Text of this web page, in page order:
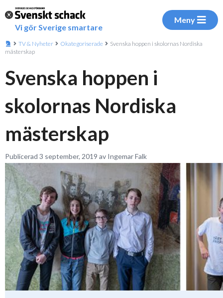
Vi gör Sverige smartare
Meny
TV & Nyheter Okategoriserade
Svenska hoppen i skolornas Nordiska
mästerskap
Svenska hoppen i
skolornas Nordiska
mästerskap
Publicerad 3 september, 2019 av Ingemar Falk